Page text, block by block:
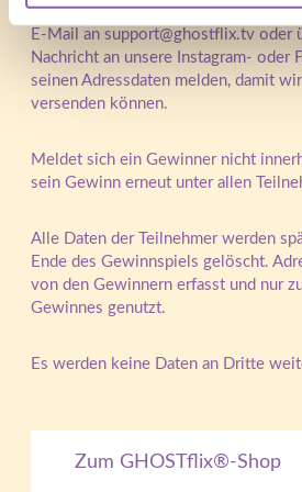
Jeder Gewinner muss sich innerhalb
E-Mail an support@ghostflix.tvoder
Nachricht an unsere Instagram- oder
seinen Adressdaten melden, damit
versenden können.
Meldet sich ein Gewinner nicht
sein Gewinn erneut unter allen
Alle Daten der Teilnehmer werden
Ende des Gewinnspiels gelöscht.
von den Gewinnern erfasst und nur
Gewinnes genutzt.
Es werden keine Daten an Dritte
Zum GHOSTflix®-Shop